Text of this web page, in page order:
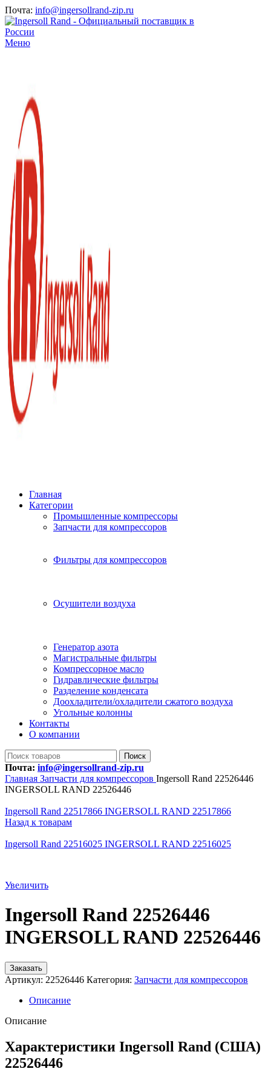
Почта: info@ingersollrand-zip.ru
Меню
Главная
Категории
Промышленные компрессоры
Запчасти для компрессоров
Фильтры для компрессоров
Осушители воздуха
Генератор азота
Магистральные фильтры
Компрессорное масло
Гидравлические фильтры
Разделение конденсата
Доохладители/охладители сжатого воздуха
Угольные колонны
Контакты
О компании
Поиск
Почта: info@ingersollrand-zip.ru
Главная Запчасти для компрессоров Ingersoll Rand 22526446
INGERSOLL RAND 22526446
Ingersoll Rand 22517866 INGERSOLL RAND 22517866
Назад к товарам
Ingersoll Rand 22516025 INGERSOLL RAND 22516025
Увеличить
Ingersoll Rand 22526446
INGERSOLL RAND 22526446
Заказать
Артикул: 22526446 Категория: Запчасти для компрессоров
Описание
Описание
Характеристики Ingersoll Rand (США)
22526446